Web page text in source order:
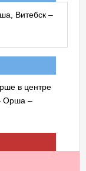
Витебск –
в центре
Орша –